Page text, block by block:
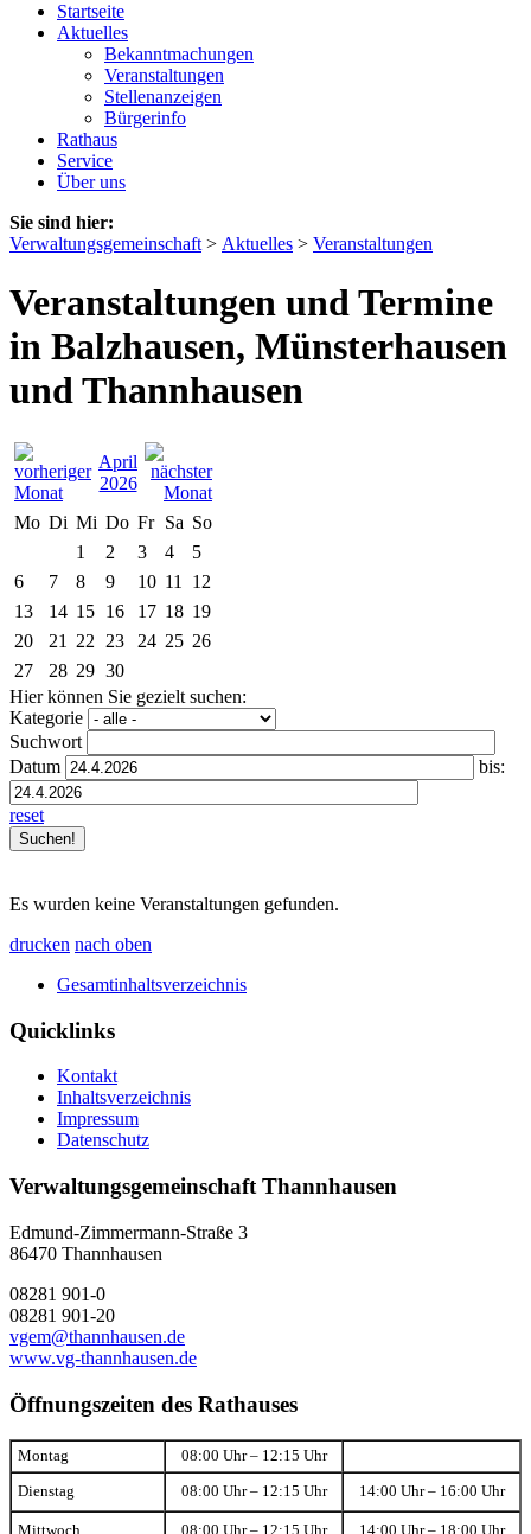
Startseite
Aktuelles
Bekanntmachungen
Veranstaltungen
Stellenanzeigen
Bürgerinfo
Rathaus
Service
Über uns
Sie sind hier:
Verwaltungsgemeinschaft > Aktuelles > Veranstaltungen
Veranstaltungen und Termine
in Balzhausen, Münsterhausen
und Thannhausen
April
2026
Mo Di Mi Do Fr Sa So
1
2 3 4
5
6
7 8 9 10 11
12
13
14 15 16 17 18 19
20
21 22 23 24 25 26
27
28 29 30
Hier können Sie gezielt suchen:
Kategorie
Suchwort
Datum
bis:
reset
Es wurden keine Veranstaltungen gefunden.
drucken nach oben
Gesamtinhaltsverzeichnis
Quicklinks
Kontakt
Inhaltsverzeichnis
Impressum
Datenschutz
Verwaltungsgemeinschaft Thannhausen
Edmund-Zimmermann-Straße 3
86470 Thannhausen
08281 901-0
08281 901-20
vgem@thannhausen.de
www.vg-thannhausen.de
Öffnungszeiten des Rathauses
Montag 08:00 Uhr – 12:15 Uhr
Dienstag 08:00 Uhr – 12:15 Uhr 14:00 Uhr – 16:00 Uhr